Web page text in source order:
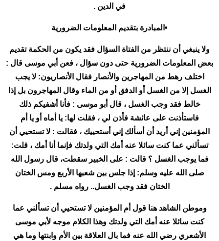
في الدين .
•المبادرة بتقديم المعلومات الضرورية
ولا ينبغي أن ننتظر من الفتاة السؤال فقد يكون من الحكمة تقديم
بعض المعلومات الضرورية حتى دون سؤال ، فعن أبي موسى قال :
اختلف رهط من المهاجرين والأنصار فقال الأنصاريون: لا يجب
الغسل إلا من الغسل أو الدفق أو من الماء وقال المهاجرون بل إذا
خالط فقد وجب الغسل ، قال أبو موسى : فأنا أشفيكم ذلك
فاستأذنت على عائشة فأذن لي ، فقلت لها: يا أماه أو يا أم
المؤمنين إني أريد أن أسألك إني أستحييك ، فقالت : لا تستحيي أن
تسألني عما كنت سائلا عنه أمك التي ولدتك فإنما أنا أمك ، قلت:
فما يوجب الغسل ؟ قالت : على الخبير سقطت، قال رسول الله
صلى الله عليه وسلم: إذا جلس بين شعبها الأربع ومس الختان
الختان فقد وجب الغسل.. رواه مسلم .
وموطن الشاهد هنا قول أم المؤمنين لا تستحيي أن تسألني عما
كنت سائلا عنه أمك التي ولدتك وهذا الكلام موجه لأبي موسى
الأشعري رضي الله عنه فما بال العلاقة بين الأم وابنتها وما هي